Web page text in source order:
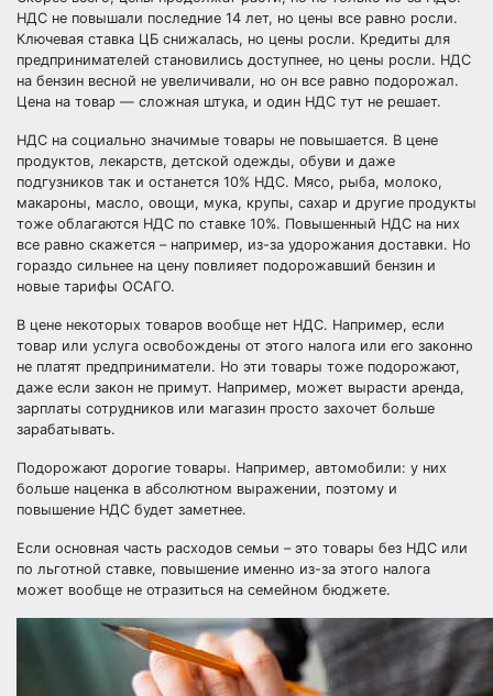
НДС не повышали последние 14 лет, но цены все равно росли.
Ключевая ставка ЦБ снижалась, но цены росли. Кредиты для
предпринимателей становились доступнее, но цены росли. НДС
на бензин весной не увеличивали, но он все равно подорожал.
Цена на товар — сложная штука, и один НДС тут не решает.
НДС на социально значимые товары не повышается. В цене
продуктов, лекарств, детской одежды, обуви и даже
подгузников так и останется 10% НДС. Мясо, рыба, молоко,
макароны, масло, овощи, мука, крупы, сахар и другие продукты
тоже облагаются НДС по ставке 10%. Повышенный НДС на них
все равно скажется – например, из-за удорожания доставки. Но
гораздо сильнее на цену повлияет подорожавший бензин и
новые тарифы ОСАГО.
В цене некоторых товаров вообще нет НДС. Например, если
товар или услуга освобождены от этого налога или его законно
не платят предприниматели. Но эти товары тоже подорожают,
даже если закон не примут. Например, может вырасти аренда,
зарплаты сотрудников или магазин просто захочет больше
зарабатывать.
Подорожают дорогие товары. Например, автомобили: у них
больше наценка в абсолютном выражении, поэтому и
повышение НДС будет заметнее.
Если основная часть расходов семьи – это товары без НДС или
по льготной ставке, повышение именно из-за этого налога
может вообще не отразиться на семейном бюджете.